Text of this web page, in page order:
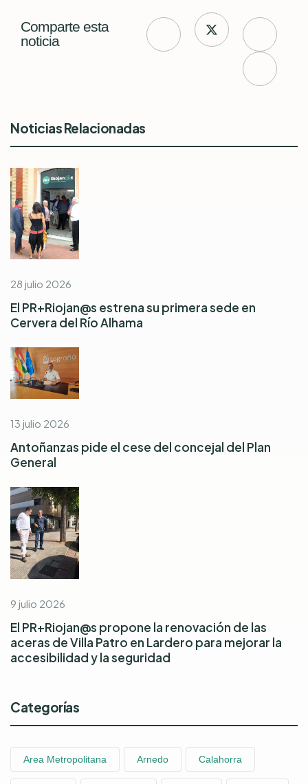
Comparte esta
noticia
Noticias Relacionadas
28 julio 2026
El PR+Riojan@s estrena su primera sede en
Cervera del Río Alhama
13 julio 2026
Antoñanzas pide el cese del concejal del Plan
General
9 julio 2026
El PR+Riojan@s propone la renovación de las
aceras de Villa Patro en Lardero para mejorar la
accesibilidad y la seguridad
Categorías
Area Metropolitana Arnedo Calahorra